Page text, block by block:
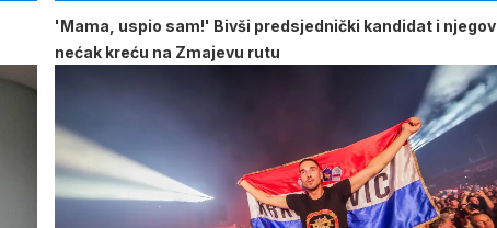
'Mama, uspio sam!' Bivši predsjednički kandidat i njegov
nećak kreću na Zmajevu rutu